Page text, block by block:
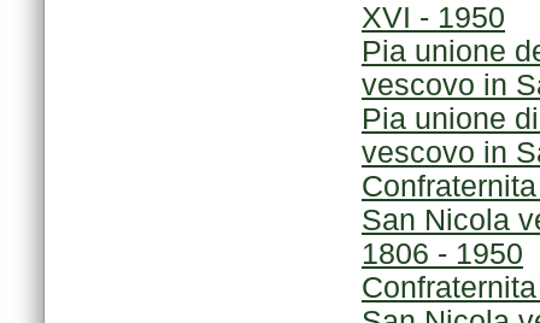
XVI - 1950
vescovo in
vescovo in
1806 - 1950